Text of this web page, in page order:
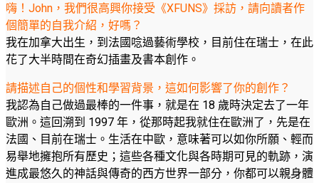
嗨！John，我們很高興你接受《XFUNS》採訪，請向讀者作
個簡單的自我介紹，好嗎？
我在加拿大出生，到法國唸過藝術學校，目前住在瑞士，在此
花了大半時間在奇幻插畫及書本創作。
請描述自己的個性和學習背景，這如何影響了你的創作？
我認為自己做過最棒的一件事，就是在 18 歲時決定去了一年
歐洲。這回溯到 1997 年，從那時起我就住在歐洲了，先是在
法國、目前在瑞士。生活在中歐，意味著可以如你所願、輕而
易舉地擁抱所有歷史；這些各種文化與各時期可見的軌跡，演
進成最悠久的神話與傳奇的西方世界一部分，你都可以親身體